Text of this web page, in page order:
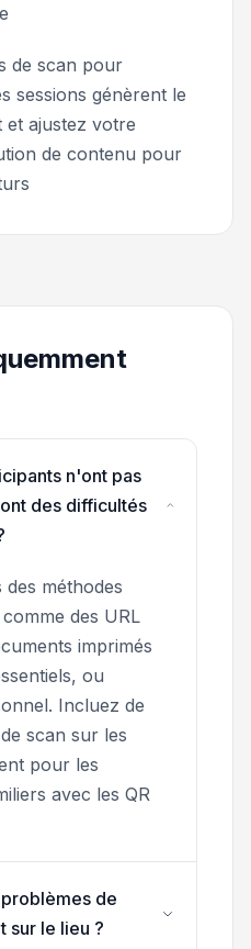
de scan pour
sessions génèrent le
et ajustez votre
de contenu pour
n'ont pas
des difficultés
méthodes
des URL
imprimés
ou
Incluez de
scan sur les
pour les
avec les QR
de
sur le lieu ?